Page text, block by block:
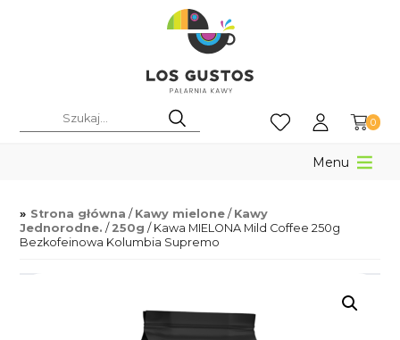
0
Menu
Strona główna / Kawy mielone / Kawy
Jednorodne. / 250g / Kawa MIELONA Mild Coffee 250g
Bezkofeinowa Kolumbia Supremo